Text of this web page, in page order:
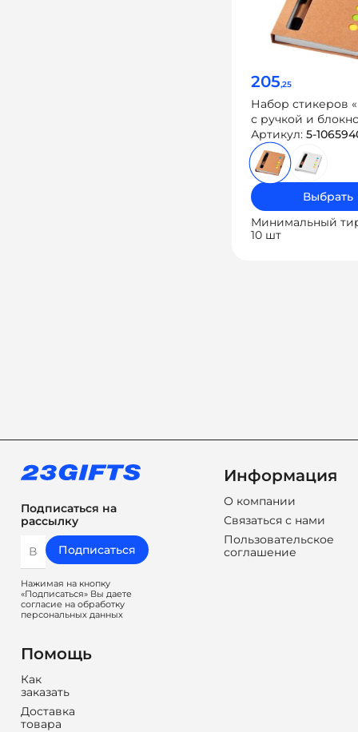
205,25
Набор стикеров
с ручкой и
Артикул: 5-
Выбрать
Минимальный
10 шт
Подписаться на
рассылку
Подписаться
Нажимая на кнопку
«Подписаться» Вы даете
согласие на обработку
персональных данных
Информация
О компании
Связаться с нами
Пользовательское
соглашение
Помощь
Как
заказать
Доставка
товара